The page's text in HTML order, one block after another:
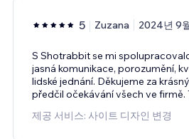
5 Zuzana 2024년 9
S Shotrabbit se mi
jasná komunikace, porozumění,
lidské jednání. Děkujeme za
předčil očekávání všech ve firmě.
제공 서비스: 사이트 디자인 변경